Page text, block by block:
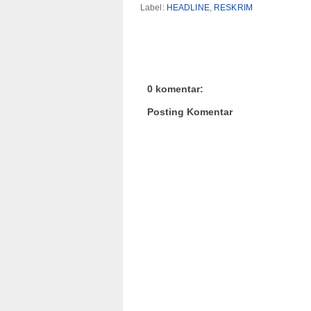
Label: HEADLINE, RESKRIM
0 komentar:
Posting Komentar